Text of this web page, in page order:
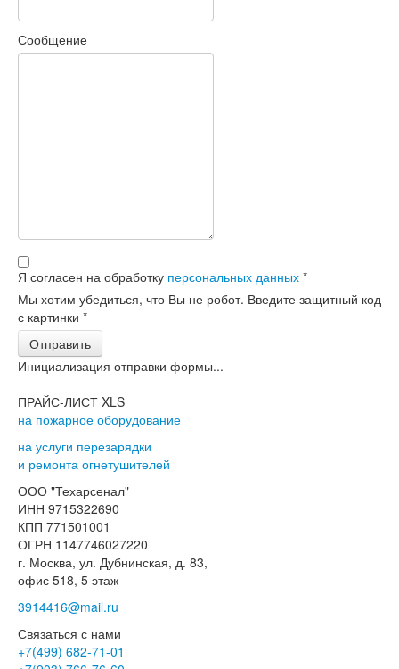
Сообщение
Я согласен на обработку персональных данных *
Мы хотим убедиться, что Вы не робот. Введите защитный код
с картинки *
Отправить
Инициализация отправки формы...
ПРАЙС-ЛИСТ XLS
на пожарное оборудование
на услуги перезарядки
и ремонта огнетушителей
ООО "Техарсенал"
ИНН 9715322690
КПП 771501001
ОГРН 1147746027220
г. Москва, ул. Дубнинская, д. 83,
офис 518, 5 этаж
3914416@mail.ru
Связаться с нами
+7(499) 682-71-01